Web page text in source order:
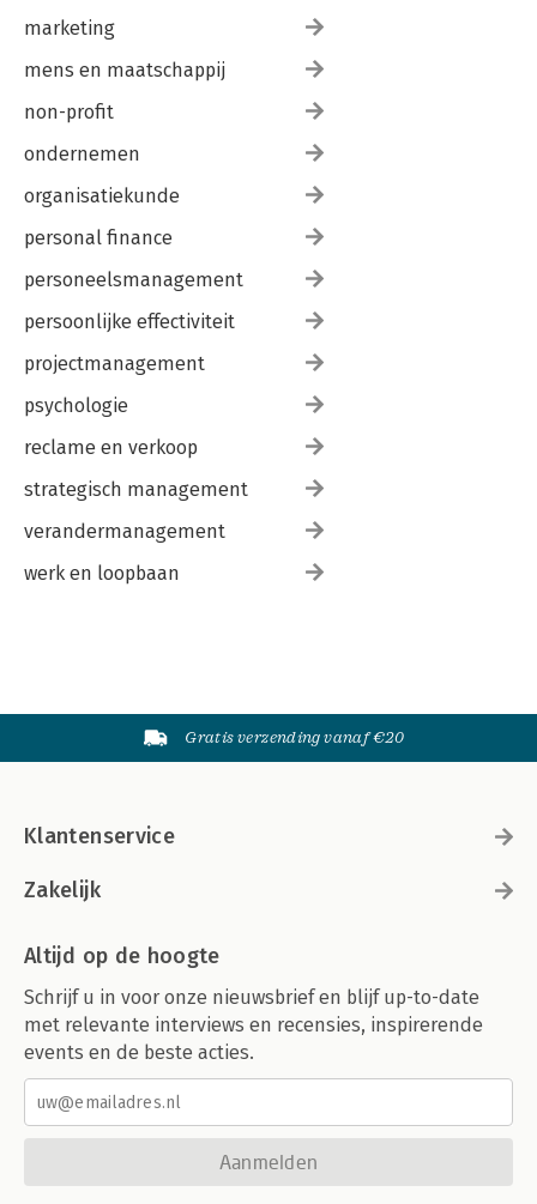
marketing
mens en maatschappij
non-profit
ondernemen
organisatiekunde
personal finance
personeelsmanagement
persoonlijke effectiviteit
projectmanagement
psychologie
reclame en verkoop
strategisch management
verandermanagement
werk en loopbaan
Gratis verzending vanaf €20
Klantenservice
Zakelijk
Altijd op de hoogte
Schrijf u in voor onze nieuwsbrief en blijf up-to-date
met relevante interviews en recensies, inspirerende
events en de beste acties.
Aanmelden